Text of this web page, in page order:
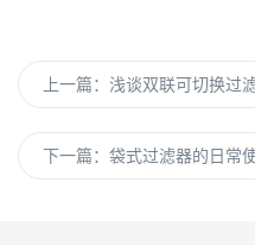
上一篇： 浅谈双联可切换过
下一篇： 袋式过滤器的日常